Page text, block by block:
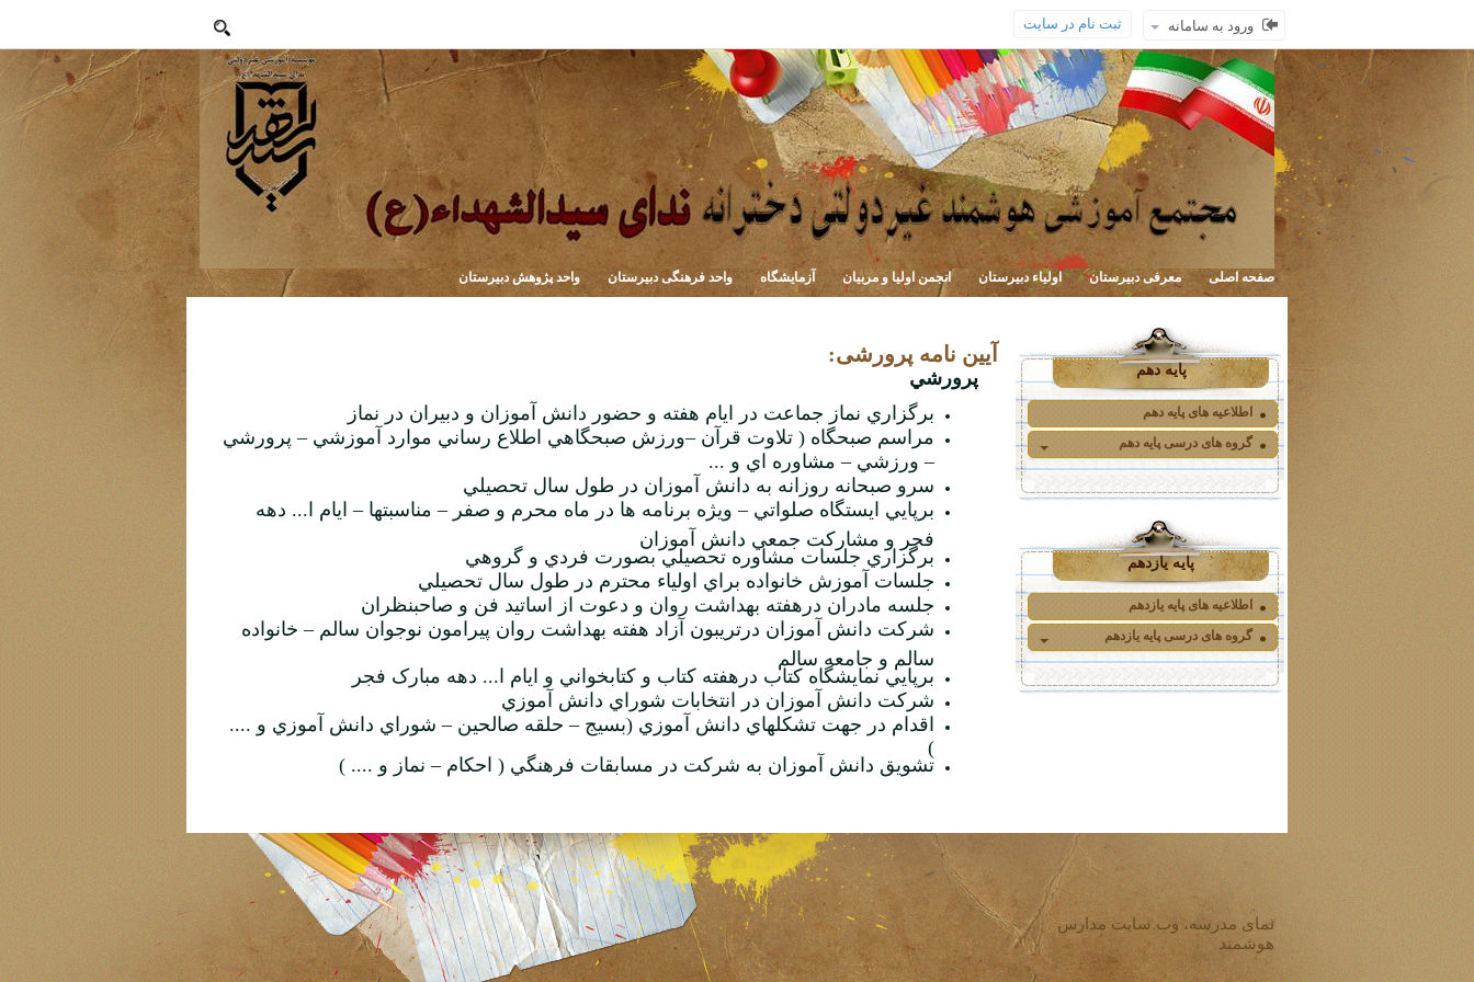
ورود به سامانه ثبت نام در سایت
صفحه اصلی معرفی دبیرستان اولیاء دبیرستان انجمن اولیا و مربیان آزمایشگاه واحد فرهنگی دبیرستان واحد پژوهش دبیرستان
پایه دهم
اطلاعیه های پایه دهم
گروه های درسی پایه دهم
پایه یازدهم
اطلاعیه های پایه یازدهم
گروه های درسی پایه یازدهم
آیین نامه پرورشی:
پرورشي
برگزاري نماز جماعت در ايام هفته و حضور دانش آموزان و دبيران در نماز
مراسم صبحگاه ( تلاوت قرآن–ورزش صبحگاهي اطلاع رساني موارد آموزشي–پرورشي
–ورزشي–مشاوره اي و ...
سرو صبحانه روزانه به دانش آموزان در طول سال تحصيلي
برپايي ايستگاه صلواتي–ويژه برنامه ها در ماه محرم و صفر–مناسبتها–ايام ا... دهه
فجر و مشارکت جمعي دانش آموزان
برگزاري جلسات مشاوره تحصيلي بصورت فردي و گروهي
جلسات آموزش خانواده براي اولياء محترم در طول سال تحصيلي
جلسه مادران درهفته بهداشت روان و دعوت از اساتيد فن و صاحبنظران
شرکت دانش آموزان درتريبون آزاد هفته بهداشت روان پيرامون نوجوان سالم–خانواده
سالم و جامعه سالم
برپايي نمايشگاه کتاب درهفته کتاب و کتابخواني و ايام ا... دهه مبارک فجر
شرکت دانش آموزان در انتخابات شوراي دانش آموزي
اقدام در جهت تشکلهاي دانش آموزي (بسيج–حلقه صالحين–شوراي دانش آموزي و ....
)
تشويق دانش آموزان به شرکت در مسابقات فرهنگي ( احکام–نماز و .... )
نمای مدرسه، وب سایت مدارس
هوشمند